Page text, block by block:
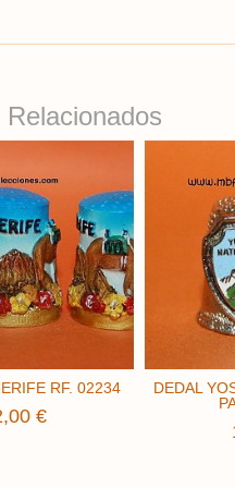
​RF. 02234
€
DEDAL